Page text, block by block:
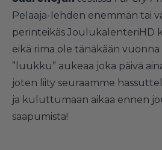
Pelaaja-lehden enemmän tai
perinteikäs JoulukalenteriHD
eikä rima ole tänäkään
”luukku” aukeaa joka päivä
joten liity seuraamme
ja kuluttumaan aikaa ennen
saapumista!